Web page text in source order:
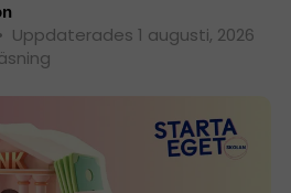
Uppdaterades 1 augusti, 2026